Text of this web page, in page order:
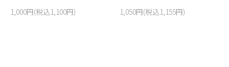
1,000円(税込1,100円)
1,050円(税込1,155円)